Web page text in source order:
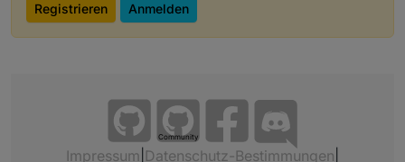
Registrieren Anmelden
Community
Impressum Datenschutz-Bestimmungen